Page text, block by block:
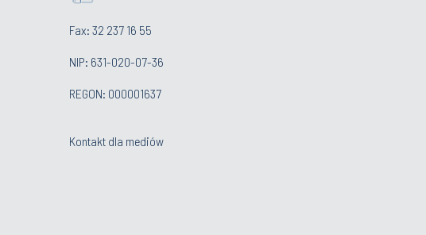
Fax: 32 237 16 55
NIP: 631-020-07-36
REGON: 000001637
Kontakt dla mediów